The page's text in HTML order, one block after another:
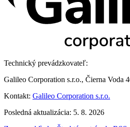
Technický prevádzkovateľ:
Galileo Corporation s.r.o., Čierna Voda
Kontakt: Galileo Corporation s.r.o.
Posledná aktualizácia: 5. 8. 2026